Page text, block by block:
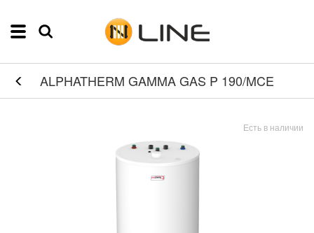
ALPHATHERM GAMMA GAS P 190/MCE
Есть в наличии